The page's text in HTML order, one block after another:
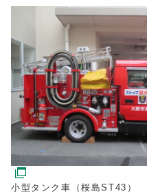
小型タンク車（桜島ST43）